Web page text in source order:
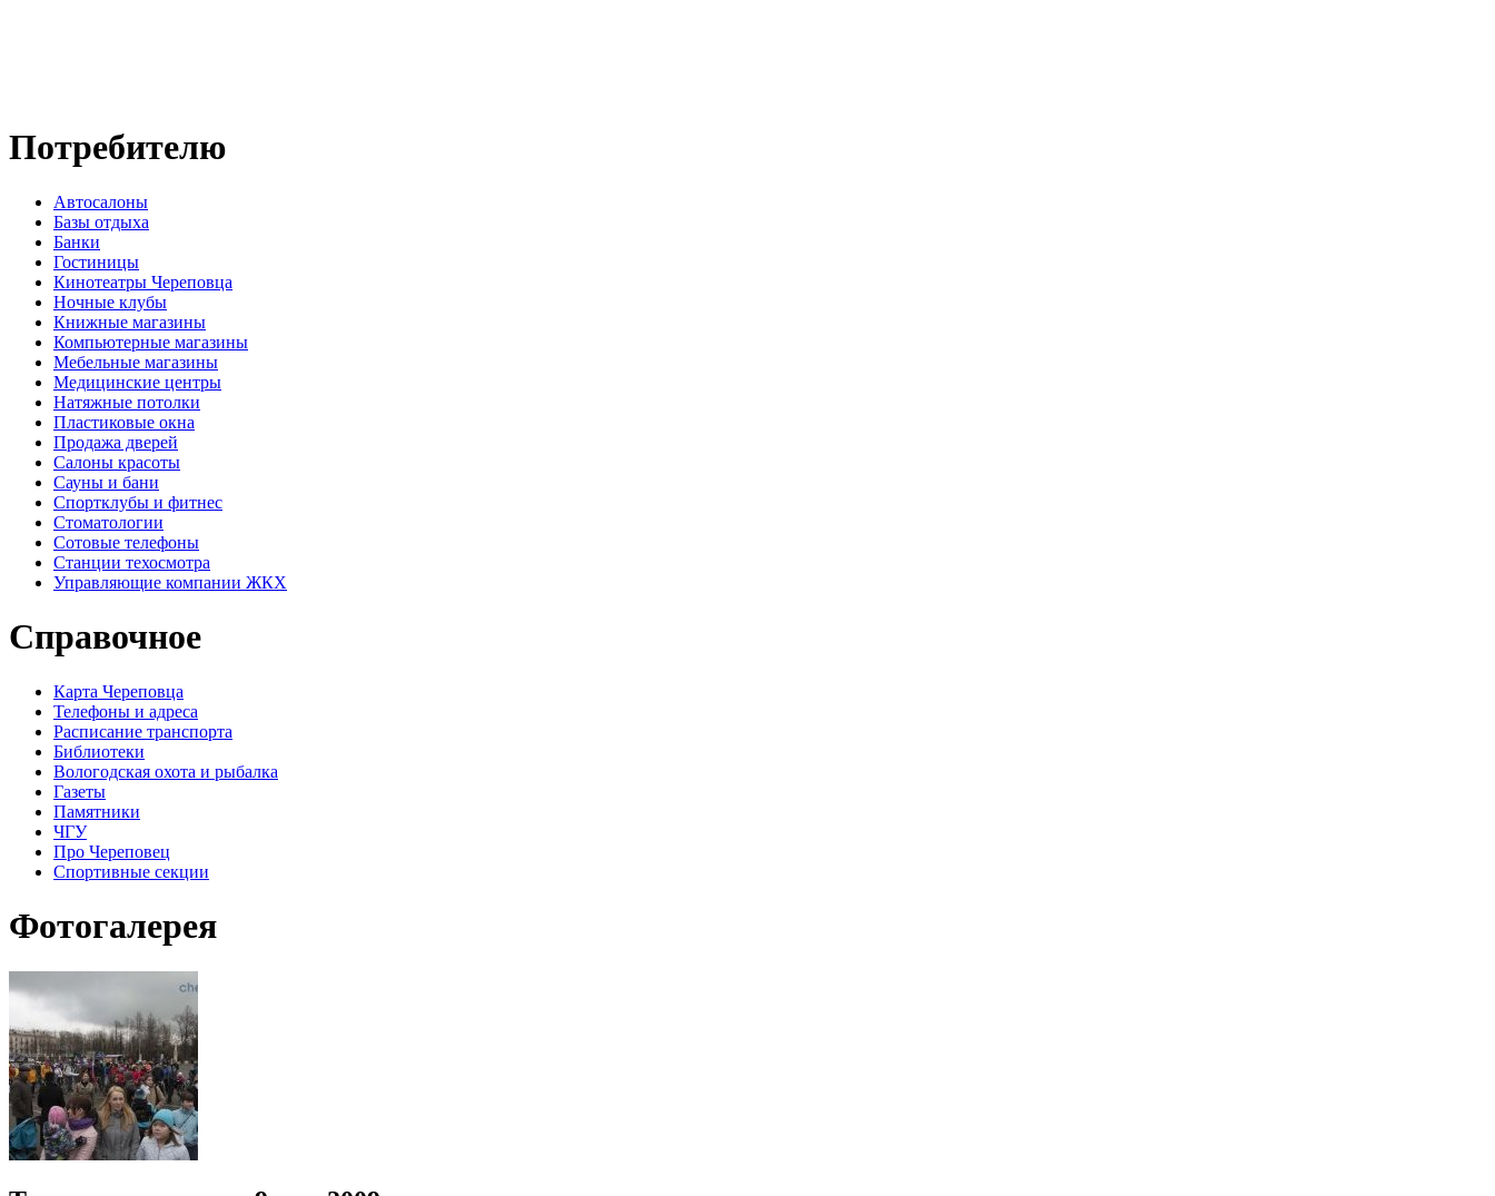
Потребителю
Автосалоны
Базы отдыха
Банки
Гостиницы
Кинотеатры Череповца
Ночные клубы
Книжные магазины
Компьютерные магазины
Мебельные магазины
Медицинские центры
Натяжные потолки
Пластиковые окна
Продажа дверей
Салоны красоты
Сауны и бани
Спортклубы и фитнес
Стоматологии
Сотовые телефоны
Станции техосмотра
Управляющие компании ЖКХ
Справочное
Карта Череповца
Телефоны и адреса
Расписание транспорта
Библиотеки
Вологодская охота и рыбалка
Газеты
Памятники
ЧГУ
Про Череповец
Спортивные секции
Фотогалерея